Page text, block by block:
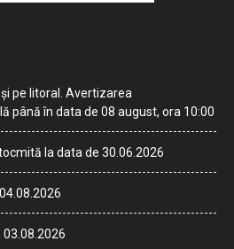
și pe litoral. Avertizarea
până în data de 08 august, ora 10:00
la data de 30.06.2026